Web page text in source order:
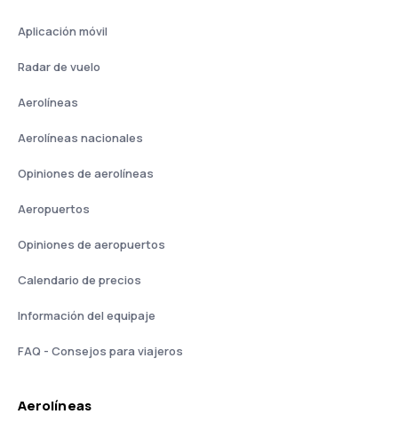
Aplicación móvil
Radar de vuelo
Aerolíneas
Aerolíneas nacionales
Opiniones de aerolíneas
Aeropuertos
Opiniones de aeropuertos
Calendario de precios
Información del equipaje
FAQ - Consejos para viajeros
Aerolíneas